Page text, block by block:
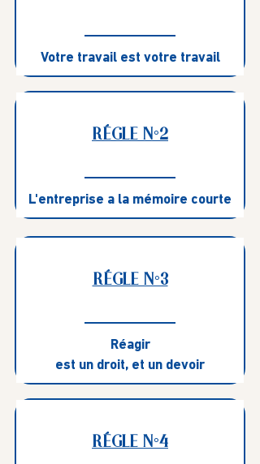
Votre travail est votre travail
RÉGLE N°2
L'entreprise a la mémoire courte
RÉGLE N°3
Réagir
est un droit, et un devoir
RÉGLE N°4